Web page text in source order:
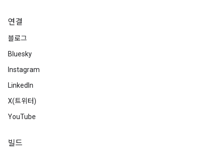
연결
블로그
Bluesky
Instagram
LinkedIn
X(트위터)
YouTube
빌드